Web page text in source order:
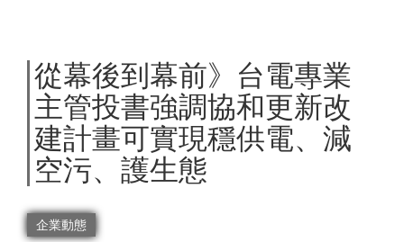
從幕後到幕前》台電專業
主管投書強調協和更新改
建計畫可實現穩供電、減
空污、護生態
企業動態